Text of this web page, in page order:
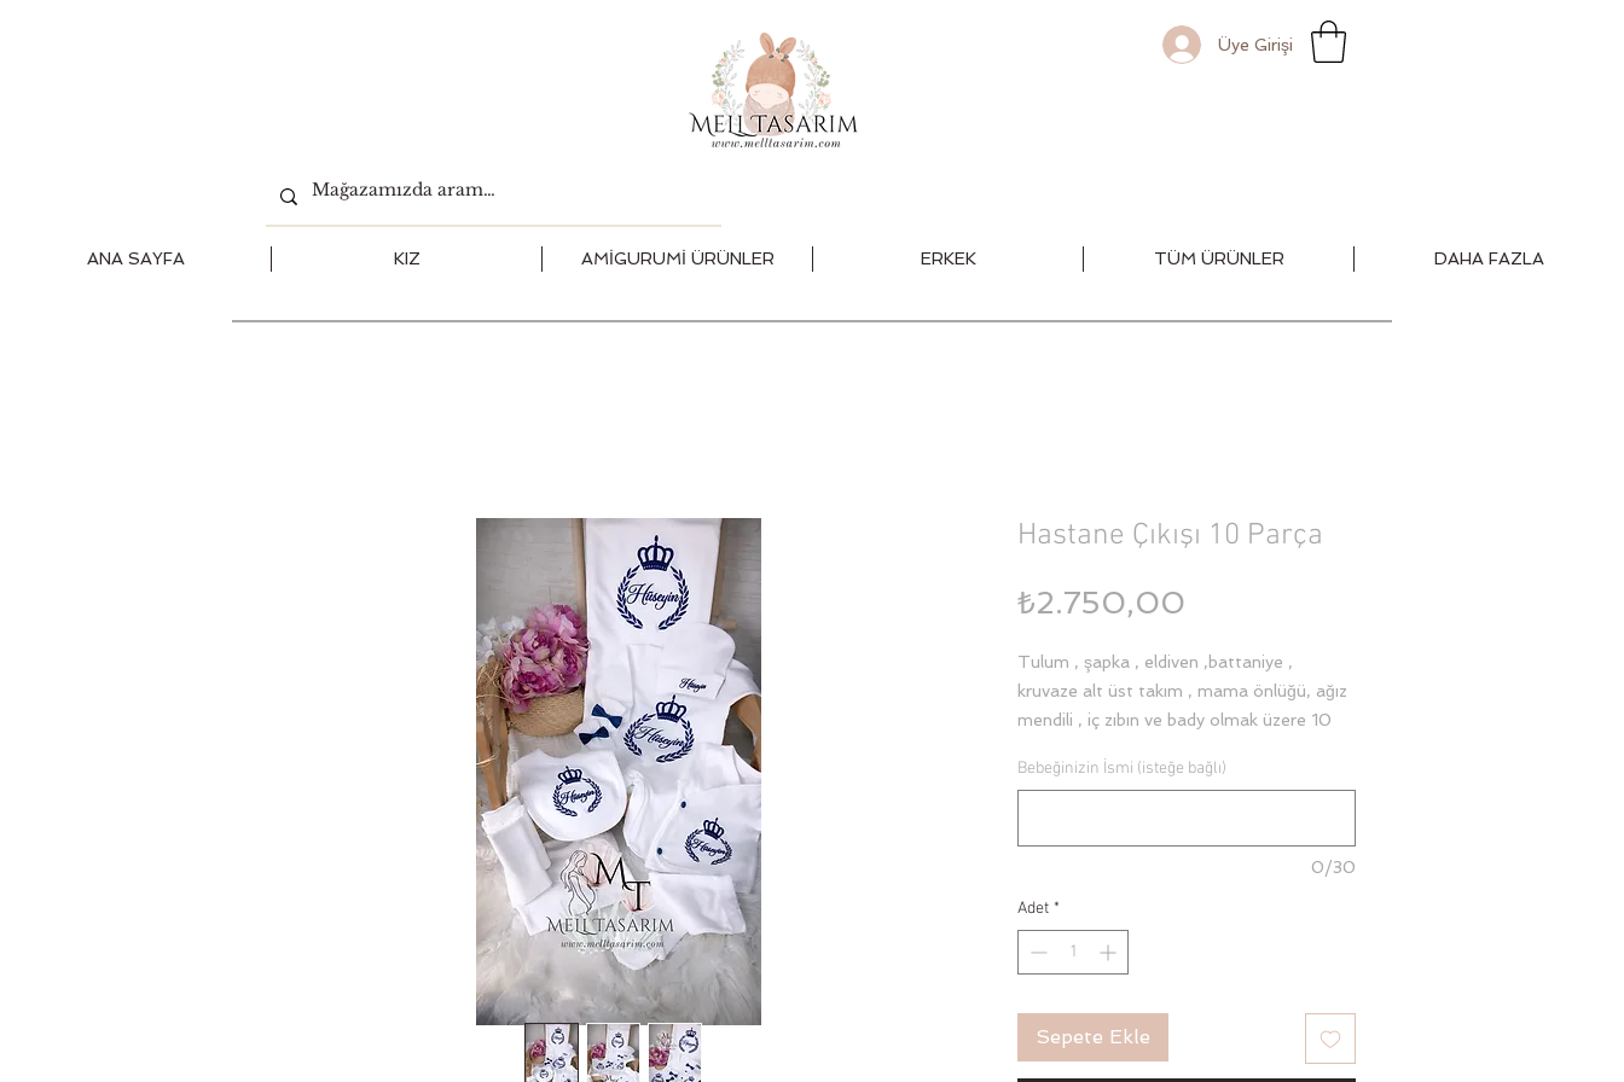
Üye Girişi
ANA SAYFA KIZ AMİGURUMİ ÜRÜNLER ERKEK TÜM ÜRÜNLER DAHA FAZLA
Hastane Çıkışı 10 Parça
₺2.750,00
Tulum , şapka , eldiven ,battaniye ,
kruvaze alt üst takım , mama önlüğü, ağız
mendili , iç zıbın ve bady olmak üzere 10
antialerjiktir. İsme özel hazırlanan bu
saklayabileceğiniz şekilde solma olmadan
Bebeğinizin İsmi (isteğe bağlı)
0/30
Adet *
Sepete Ekle